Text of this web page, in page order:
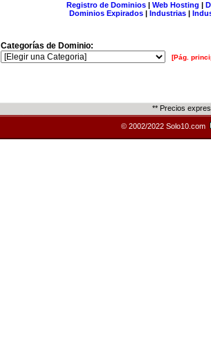
Registro de Dominios| Web Hosting |
Dominios Expirados | Industrias |
Categorías de Dominio:
[Pág.
** Precios
© 2002/2022 Solo10.com